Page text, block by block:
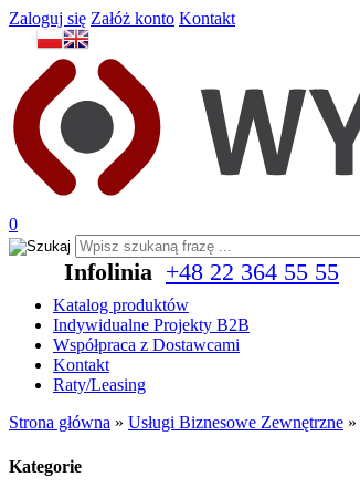
Zaloguj się Załóż konto Kontakt
0
Infolinia +48 22 364 55 55
Katalog produktów
Indywidualne Projekty B2B
Współpraca z Dostawcami
Kontakt
Raty/Leasing
Strona główna » Usługi Biznesowe Zewnętrzne »
Kategorie